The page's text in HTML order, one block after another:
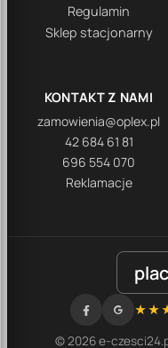
Regulamin
Sklep stacjonarny
KONTAKT Z NAMI
zamowienia@oplex.pl
42 684 61 81
696 554 070
Reklamacje
© 2026 e-